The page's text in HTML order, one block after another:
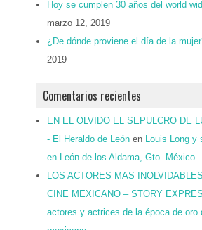
Hoy se cumplen 30 años del world
marzo 12, 2019
¿De dónde proviene el día de la
2019
Comentarios recientes
EN EL OLVIDO EL SEPULCRO DE
- El Heraldo de León en Louis Long y
en León de los Aldama, Gto. México
LOS ACTORES MAS
CINE MEXICANO – STORY
actores y actrices de la época de oro